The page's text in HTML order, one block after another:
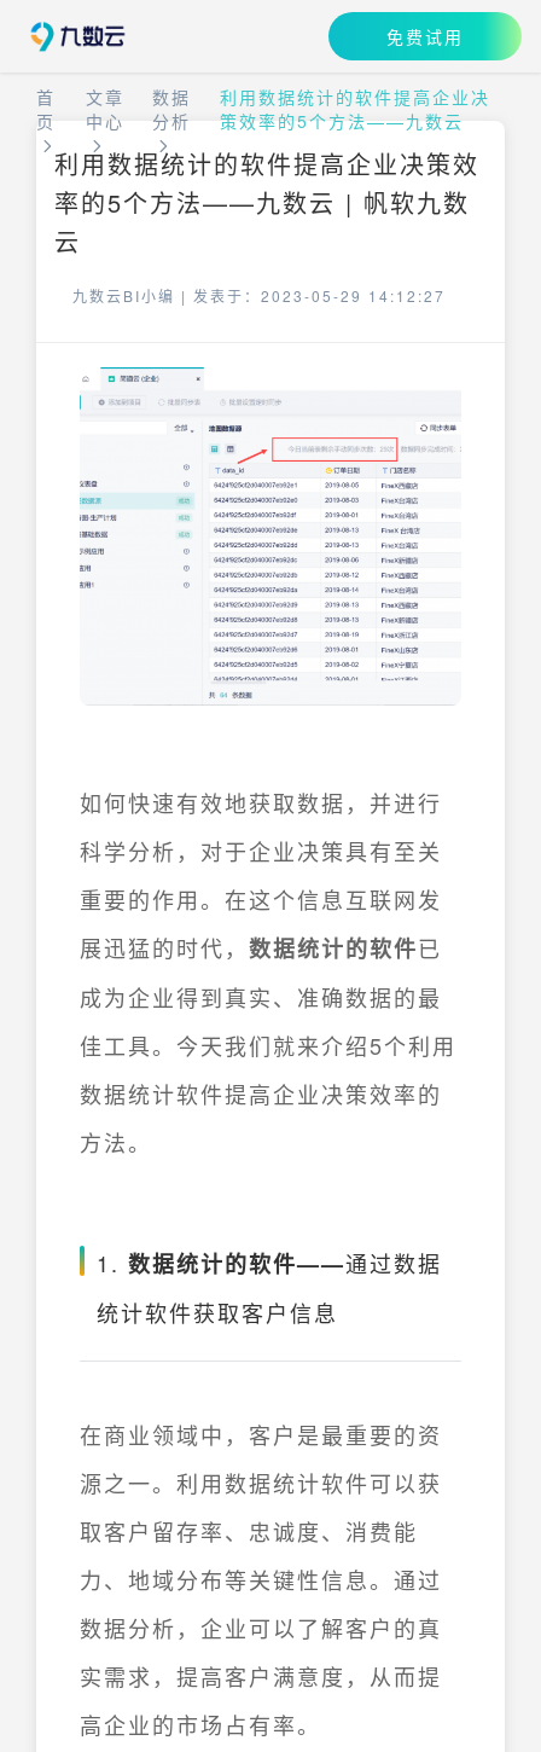
免费试用
首
页
文章
中心
数据
分析
利用数据统计的软件提高企业决
策效率的5个方法——九数云
利用数据统计的软件提高企业决策效
率的5个方法——九数云 | 帆软九数
云
九数云BI小编 | 发表于：2023-05-29 14:12:27
如何快速有效地获取数据，并进行
科学分析，对于企业决策具有至关
重要的作用。在这个信息互联网发
展迅猛的时代， 数据统计的软件已
成为企业得到真实、准确数据的最
佳工具。今天我们就来介绍5个利用
数据统计软件提高企业决策效率的
方法。
1. 数据统计的软件——通过数据
统计软件获取客户信息
在商业领域中，客户是最重要的资
源之一。利用数据统计软件可以获
取客户留存率、忠诚度、消费能
力、地域分布等关键性信息。通过
数据分析，企业可以了解客户的真
实需求，提高客户满意度，从而提
高企业的市场占有率。